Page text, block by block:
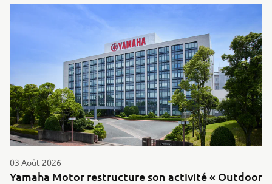
03 Août 2026
Yamaha Motor restructure son activité « Outdoor